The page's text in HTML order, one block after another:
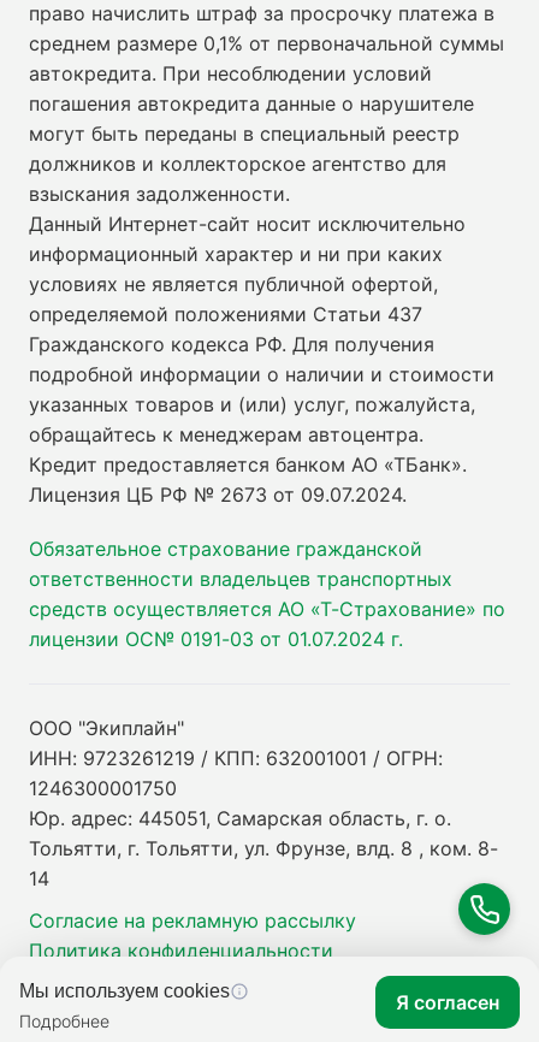
право начислить штраф за просрочку платежа в
среднем размере 0,1% от первоначальной суммы
автокредита. При несоблюдении условий
погашения автокредита данные о нарушителе
могут быть переданы в специальный реестр
должников и коллекторское агентство для
взыскания задолженности.
Данный Интернет-сайт носит исключительно
информационный характер и ни при каких
условиях не является публичной офертой,
определяемой положениями Статьи 437
Гражданского кодекса РФ. Для получения
подробной информации о наличии и стоимости
указанных товаров и (или) услуг, пожалуйста,
обращайтесь к менеджерам автоцентра.
Кредит предоставляется банком АО «ТБанк».
Лицензия ЦБ РФ № 2673 от 09.07.2024.
Обязательное страхование гражданской
ответственности владельцев транспортных
средств осуществляется АО «Т-Страхование» по
лицензии ОС№ 0191-03 от 01.07.2024 г.
ООО "Экиплайн"
ИНН: 9723261219 / КПП: 632001001 / ОГРН:
1246300001750
Юр. адрес: 445051, Самарская область, г. о.
Тольятти, г. Тольятти, ул. Фрунзе, влд. 8 , ком. 8-
14
Согласие на рекламную рассылку
Политика конфиденциальности
Мы используем cookies
Подробнее
Я согласен